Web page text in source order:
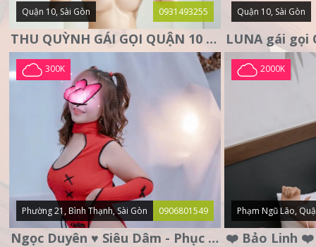
Quận 10, Sài Gòn 0931493255
THU QUỲNH GÁI GỌI QUẬN 10 – MẶT XINH DA TRẮNG – SANG
Quận 10, Sài Gòn
300K
Phường 21, Bình Thạnh, Sài Gòn 0906801549
Ngọc Duyên ♥️ Siêu Dâm - Phục Vụ Tận Tình - Chu Đáo
2000K
Phạm Ngũ Lão,